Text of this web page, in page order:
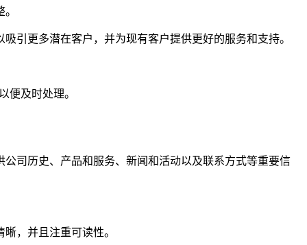
引更多潜在客户，并为现有客户提供更好的服务和支持。
便及时处理。
司历史、产品和服务、新闻和活动以及联系方式等重要信
，并且注重可读性。